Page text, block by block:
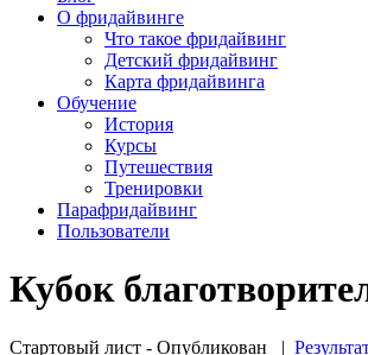
О фридайвинге
Что такое фридайвинг
Детский фридайвинг
Карта фридайвинга
Обучение
История
Курсы
Путешествия
Тренировки
Парафридайвинг
Пользователи
Кубок
Стартовый лист - Опубликован |